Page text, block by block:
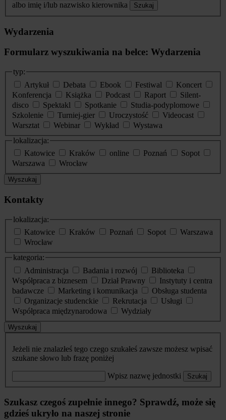
albo imię i/lub nazwisko kierownika
Szukaj
Wydarzenia
Formularz wyszukiwania na belce: Wydarzenia
typ:
Artykuł
Debata Ebook Festiwal
Koncert
Konferencja
Książka Podcast Raport
Silent-
disco
Spektakl Spotkanie
Studia-podyplomowe
Szkolenie
Turniej-gier Uroczystość
Videocast
Warsztat
Webinar Wykład
Wystawa
lokalizacja:
Katowice
Kraków online Poznań
Sopot
Warszawa
Wrocław
Wyszukaj
Kontakty
lokalizacja:
Katowice
Kraków Poznań Sopot
Warszawa
Wrocław
kategoria:
Administracja
Badania i rozwój
Biblioteka
Współpraca z biznesem
Dział Prawny
Instytuty i centra
badawcze
Marketing i komunikacja
Obsługa studenta
Organizacje studenckie
Rekrutacja
Usługi
Współpraca międzynarodowa
Wydziały
Wyszukaj
Jeżeli nie znalazłeś tego czego szukałeś zawsze możesz wpisać
szukane słowo lub frazę poniżej
Wpisz nazwę jednostki Szukaj
Szukasz czegoś zupełnie innego? Sprawdź, może się
gdzieś ukryło na naszej stronie